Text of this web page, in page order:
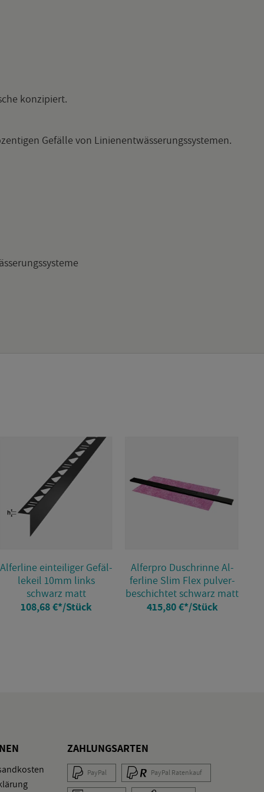
kon­zi­piert.
Ge­fäl­le von Li­ni­en­ent­wäs­se­rungs­sys­te­men.
Al­fer­li­ne ein­tei­li­ger Ge­fäl­
le­keil 10mm links
schwarz matt
108,68 €*/Stück
Al­fer­pro Dusch­rin­ne Al­
fer­li­ne Slim Flex pul­ver­
be­schich­tet schwarz matt
415,80 €*/Stück
ZAH­LUNGS­AR­TEN
Pay­Pal Pay­Pal Ra­ten­kauf